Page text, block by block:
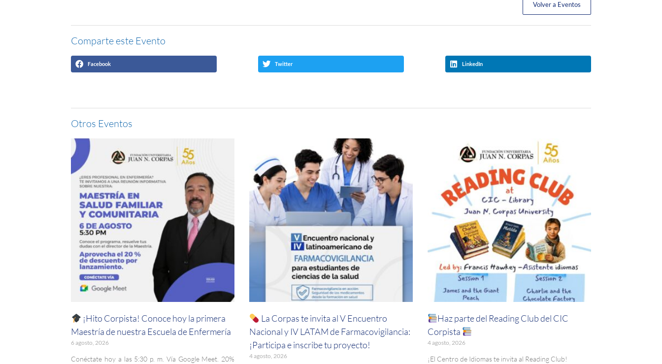
Volver a Eventos
Comparte este Evento
Facebook Twitter LinkedIn
Otros Eventos
¡Hito Corpista! Conoce hoy la primera
Maestría de nuestra Escuela de Enfermería
6 agosto, 2026
Conéctate hoy a las 5:30 p. m. Vía Google Meet. 20%
La Corpas te invita al V Encuentro
Nacional y IV LATAM de Farmacovigilancia:
¡Participa e inscribe tu proyecto!
4 agosto, 2026
Haz parte del Reading Club del CIC
Corpista
4 agosto, 2026
¡El Centro de Idiomas te invita al Reading Club!